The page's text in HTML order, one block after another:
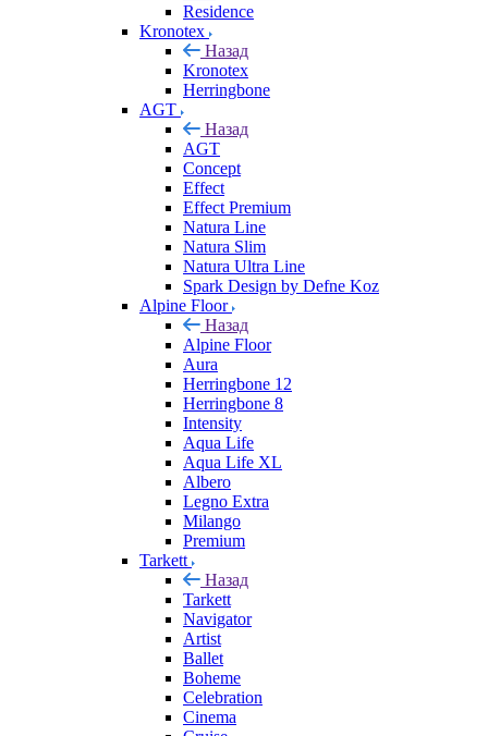
Residence
Kronotex
Назад
Kronotex
Herringbone
AGT
Назад
AGT
Concept
Effect
Effect Premium
Natura Line
Natura Slim
Natura Ultra Line
Spark Design by Defne Koz
Alpine Floor
Назад
Alpine Floor
Aura
Herringbone 12
Herringbone 8
Intensity
Aqua Life
Aqua Life XL
Albero
Legno Extra
Milango
Premium
Tarkett
Назад
Tarkett
Navigator
Artist
Ballet
Boheme
Celebration
Cinema